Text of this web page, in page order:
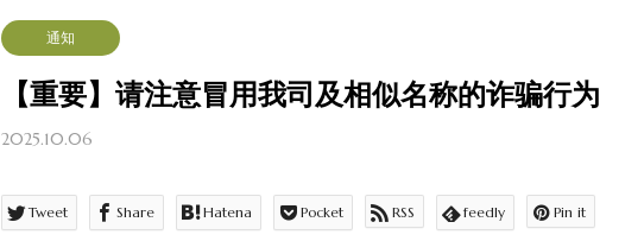
通知
【重要】请注意冒用我司及相似名称的诈骗行为
2025.10.06
Tweet Share Hatena Pocket RSS feedly Pin it